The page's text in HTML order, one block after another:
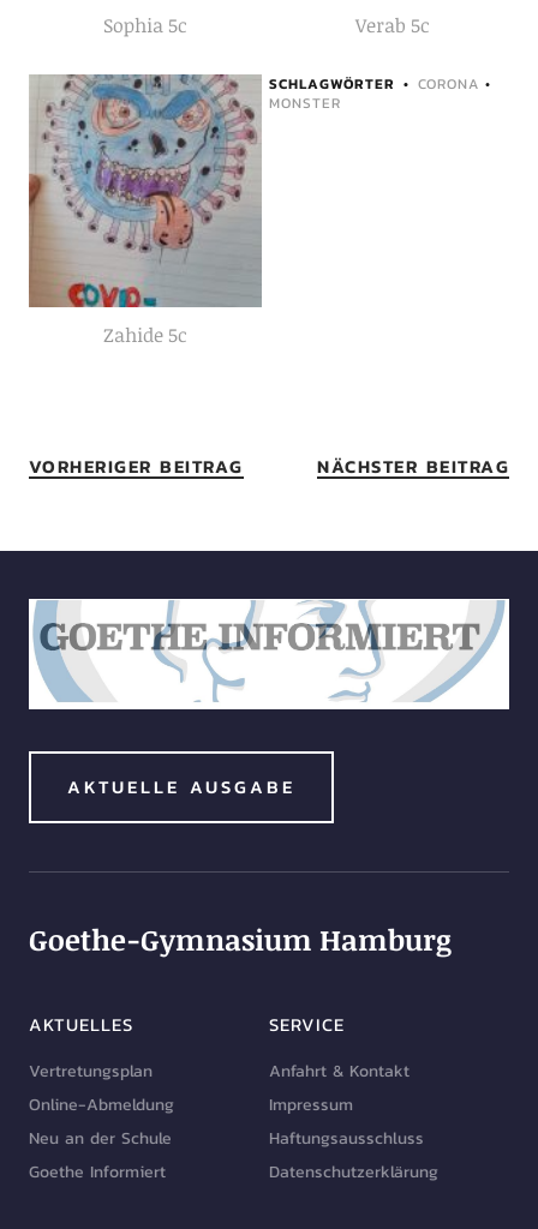
Sophia 5c Verab 5c
Zahide 5c
SCHLAGWÖRTER CORONA •
MONSTER
VORHERIGER BEITRAG NÄCHSTER BEITRAG
AKTUELLE AUSGABE
Goethe-Gymnasium Hamburg
AKTUELLES
Vertretungsplan
Online-Abmeldung
Neu an der Schule
Goethe Informiert
SERVICE
Anfahrt & Kontakt
Impressum
Haftungsausschluss
Datenschutzerklärung